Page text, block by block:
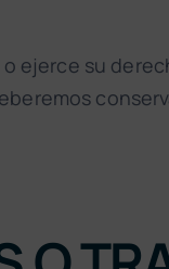
ejerce su